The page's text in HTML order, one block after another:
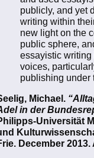
publicly, and yet
writing within
new light on the
public sphere,
essayistic
voices,
publishing under
Michael.
in der
Universität
December